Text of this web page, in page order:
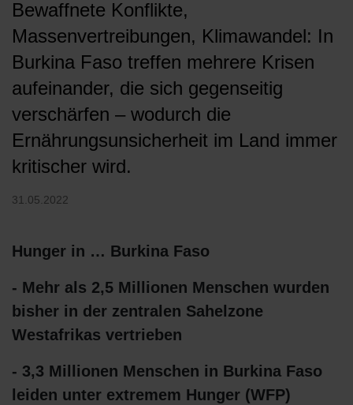
Bewaffnete Konflikte,
Massenvertreibungen, Klimawandel: In
Burkina Faso treffen mehrere Krisen
aufeinander, die sich gegenseitig
verschärfen – wodurch die
Ernährungsunsicherheit im Land immer
kritischer wird.
31.05.2022
Hunger in … Burkina Faso
- Mehr als 2,5 Millionen Menschen wurden
bisher in der zentralen Sahelzone
Westafrikas vertrieben
- 3,3 Millionen Menschen in Burkina Faso
leiden unter extremem Hunger (WFP)